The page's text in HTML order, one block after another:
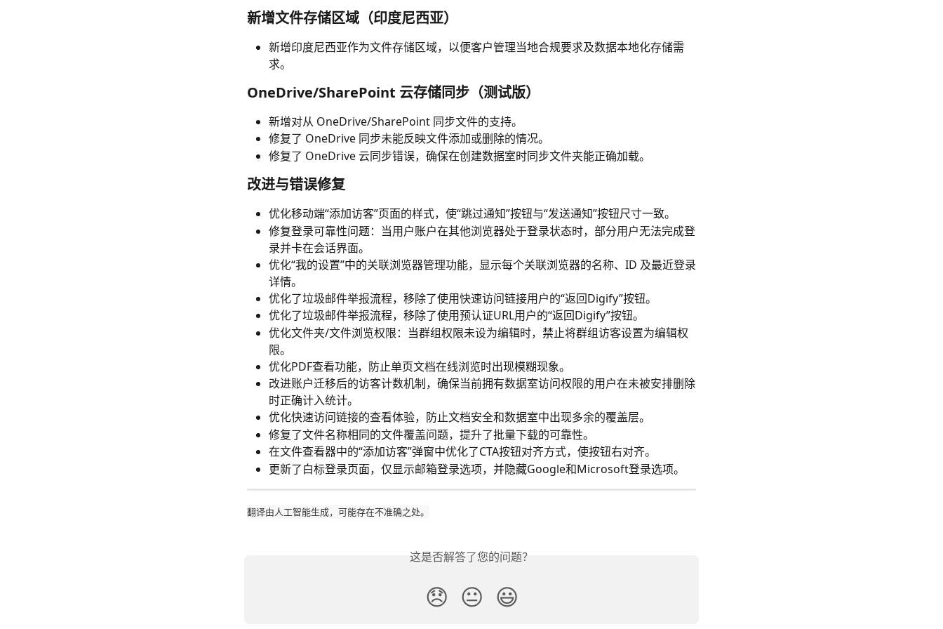
新增文件存储区域（印度尼西亚）
新增印度尼西亚作为文件存储区域，以便客户管理当地合规要求及数据本地化存储需
求。
OneDrive/SharePoint 云存储同步（测试版）
新增对从 OneDrive/SharePoint 同步文件的支持。
修复了 OneDrive 同步未能反映文件添加或删除的情况。
修复了 OneDrive 云同步错误，确保在创建数据室时同步文件夹能正确加载。
改进与错误修复
优化移动端“添加访客”页面的样式，使“跳过通知”按钮与“发送通知”按钮尺寸一致。
修复登录可靠性问题：当用户账户在其他浏览器处于登录状态时，部分用户无法完成登
录并卡在会话界面。
优化“我的设置”中的关联浏览器管理功能，显示每个关联浏览器的名称、ID 及最近登录
详情。
优化了垃圾邮件举报流程，移除了使用快速访问链接用户的“返回Digify”按钮。
优化了垃圾邮件举报流程，移除了使用预认证URL用户的“返回Digify”按钮。
优化文件夹/文件浏览权限：当群组权限未设为编辑时，禁止将群组访客设置为编辑权
限。
优化PDF查看功能，防止单页文档在线浏览时出现模糊现象。
改进账户迁移后的访客计数机制，确保当前拥有数据室访问权限的用户在未被安排删除
时正确计入统计。
优化快速访问链接的查看体验，防止文档安全和数据室中出现多余的覆盖层。
修复了文件名称相同的文件覆盖问题，提升了批量下载的可靠性。
在文件查看器中的“添加访客”弹窗中优化了CTA按钮对齐方式，使按钮右对齐。
更新了白标登录页面，仅显示邮箱登录选项，并隐藏Google和Microsoft登录选项。
翻译由人工智能生成，可能存在不准确之处。
这是否解答了您的问题？
😞 😐 😃